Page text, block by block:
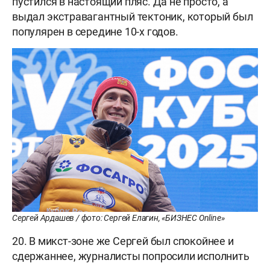
выдал экстравагантный тектоник, который был
популярен в середине 10-х годов.
Сергей Ардашев / фото: Сергей Елагин, «БИЗНЕС Online»
20. В микст-зоне же Сергей был спокойнее и
сдержаннее, журналисты попросили исполнить